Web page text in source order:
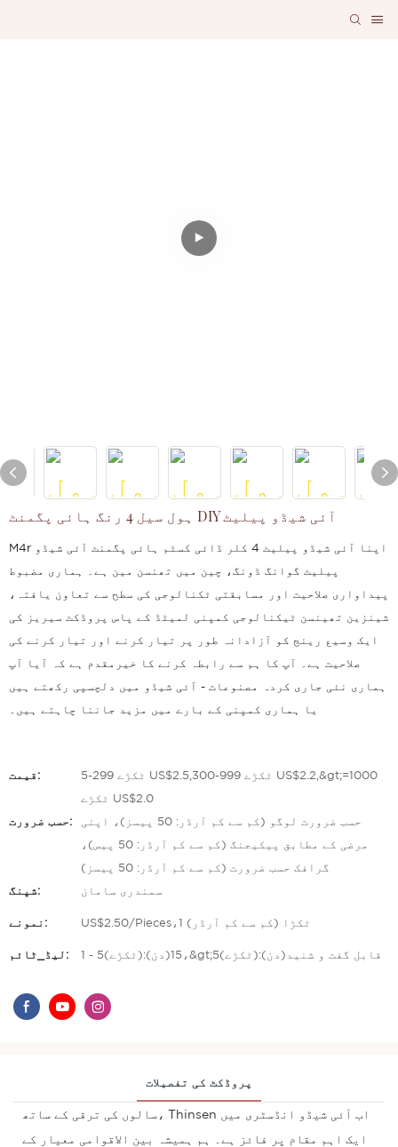
ہول سیل 4 رنگ ہائی پگمنٹ DIY آئی شیڈو پیلیٹ
M4r اپنا آئی شیڈو پیلیٹ 4 کلر ڈائی کسٹم ہائی پگمنٹ آئی شیڈو
پیلیٹ گوانگ ڈونگ، چین میں تھنسن مین ہے۔ ہماری مضبوط
پیداواری صلاحیت اور مسابقتی ٹکنالوجی کی سطح سے تعاون یافتہ،
شینزین تھینسن ٹیکنالوجی کمپنی لمیٹڈ کے پاس پروڈکٹ سیریز کی
ایک وسیع رینج کو آزادانہ طور پر تیار کرنے اور تیار کرنے کی
صلاحیت ہے۔ آپ کا ہم سے رابطہ کرنے کا خیرمقدم ہے کہ آیا آپ
ہماری نئی جاری کردہ مصنوعات - آئی شیڈو میں دلچسپی رکھتے ہیں
یا ہماری کمپنی کے بارے میں مزید جاننا چاہتے ہیں۔
قیمت: 5-299 ٹکڑے US$2.5,300-999 ٹکڑے US$2.2,&gt;=1000
ٹکڑے US$2.0
حسب ضرورت: حسب ضرورت لوگو (کم سے کم آرڈر: 50 پیسز)، اپنی
مرضی کے مطابق پیکیجنگ (کم سے کم آرڈر: 50 پیس)،
گرافک حسب ضرورت (کم سے کم آرڈر: 50 پیسز)
شپنگ: سمندری سامان
نمونے: US$2.50/Pieces،1 ٹکڑا (کم سے کم آرڈر)
لیڈ_ٹائم: 1 - 5(ٹکڑے):15(دن)،&gt;5(ٹکڑے):قابل گفت و شنید(دن)
پروڈکٹ کی تفصیلات
سالوں کی ترقی کے ساتھ، Thinsen اب آئی شیڈو انڈسٹری میں
ایک اہم مقام پر فائز ہے۔ ہم ہمیشہ بین الاقوامی معیار کے